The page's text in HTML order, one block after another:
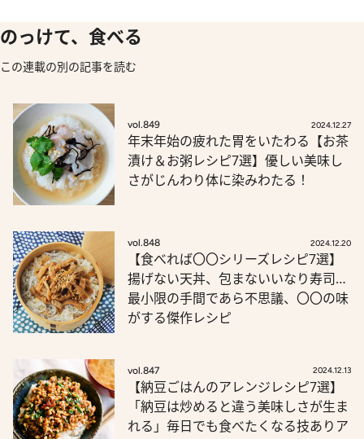
のっけて、食べる
この連載の別の記事を読む
vol.849 2024.12.27
年末年始の疲れた胃をいたわる【お茶
漬け＆お粥レシピ7選】優しい美味し
さがじんわり体に染みわたる！
vol.848 2024.12.20
【食べれば〇〇シリーズレシピ7選】
揚げない天丼、包まないいなり寿司…
最小限の手間であら不思議、〇〇の味
がする傑作レシピ
vol.847 2024.12.13
【納豆ごはんのアレンジレシピ7選】
「納豆は炒めると違う美味しさが生ま
れる」毎日でも食べたくなる技ありア